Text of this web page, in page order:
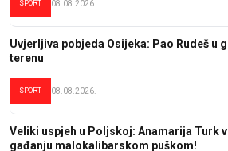
SPORT 08.08.2026.
Uvjerljiva pobjeda Osijeka: Pao Rudeš u
terenu
SPORT 08.08.2026.
Veliki uspjeh u Poljskoj: Anamarija Turk
gađanju malokalibarskom puškom!